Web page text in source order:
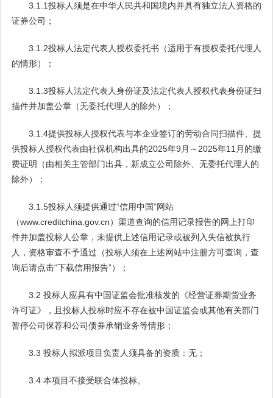
3.1.1投标人须是在中华人民共和国境内并具有独立法人资格的
证券公司；
3.1.2投标人法定代表人授权委托书（适用于有授权委托代理人
的情形）；
3.1.3投标人法定代表人身份证及法定代表人授权代表身份证扫
描件并加盖公章（无委托代理人的除外）；
3.1.4提供投标人授权代表与本企业签订的劳动合同扫描件、提
供投标人授权代表由社保机构出具的2025年9月～2025年11月的缴
费证明（由相关主管部门出具，新成立公司除外、无委托代理人的
除外）；
3.1.5投标人须提供通过“信用中国”网站
（www.creditchina.gov.cn）渠道查询的信用记录报告的网上打印
件并加盖投标人公章，未提供上述信用记录或被列入失信被执行
人，资格审查不予通过（投标人须在上述网站中注册方可查询，查
询后请点击“下载信用报告”）；
3.2 投标人应具有中国证监会批准核发的《经营证券期货业务
许可证》，且投标人投标时应不存在被中国证监会或其他有关部门
暂停公司保荐和公司债券承销业务等情形；
3.3 投标人拟派项目负责人须具备的资质：无；
3.4 本项目不接受联合体投标。